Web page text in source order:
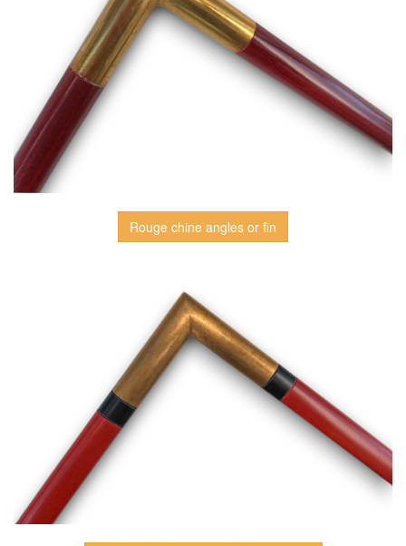
Rouge chine angles or fin